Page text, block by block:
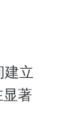
建立
著